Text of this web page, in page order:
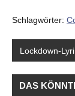
Schlagwörter:
Lockdown-
DAS